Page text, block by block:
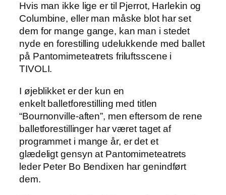
Hvis man ikke lige er til Pjerrot, Harlekin og
Columbine, eller man måske blot har set
dem for mange gange, kan man i stedet
nyde en forestilling udelukkende med ballet
på Pantomimeteatrets friluftsscene i
TIVOLI.
I øjeblikket er der kun en
enkelt balletforestilling med titlen
“Bournonville-aften”, men eftersom de rene
balletforestillinger har været taget af
programmet i mange år, er det et
glædeligt gensyn at Pantomimeteatrets
leder Peter Bo Bendixen har genindført
dem.